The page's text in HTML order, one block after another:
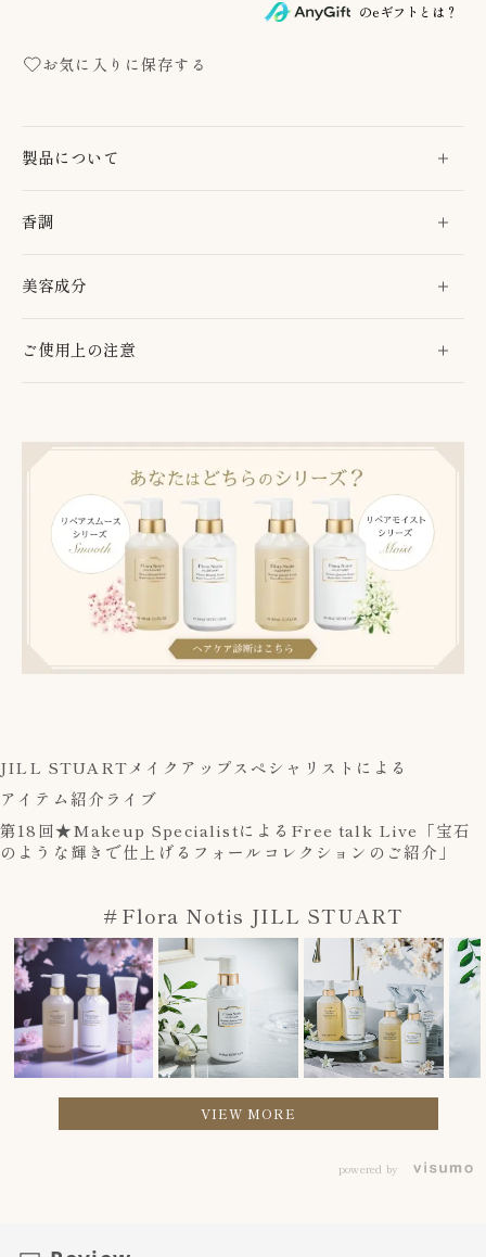
のeギフトとは？
お気に入りに保存する
製品について
香調
美容成分
ご使用上の注意
JILL STUARTメイクアップスペシャリストによる
アイテム紹介ライブ
第18回★Makeup SpecialistによるFree talk Live「宝石
のような輝きで仕上げるフォールコレクションのご紹介」
＃Flora Notis JILL STUART
VIEW MORE
powered by